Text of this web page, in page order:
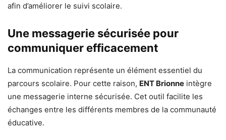
afin d’améliorer le suivi scolaire.
Une messagerie sécurisée pour
communiquer efficacement
La communication représente un élément essentiel du
parcours scolaire. Pour cette raison, ENT Brionne intègre
une messagerie interne sécurisée. Cet outil facilite les
échanges entre les différents membres de la communauté
éducative.